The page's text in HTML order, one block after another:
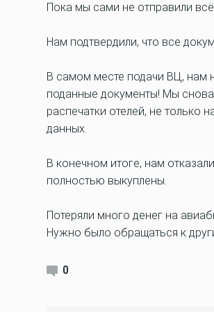
Пока мы сами не отправили
Нам подтвердили, что все
В самом месте подачи ВЦ, нам
поданные документы! Мы
распечатки отелей, не только
данных.
В конечном итоге, нам
полностью выкуплены.
Потеряли много денег на
Нужно было обращаться к
0